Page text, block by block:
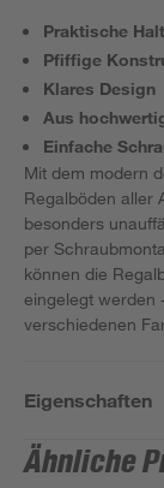
Praktische
Pfiffige
Klares Design
Aus
Einfache
Mit dem modern
Regalböden aller
besonders
per
können die
eingelegt werden
verschiedenen
Eigenschaften
Ähnliche